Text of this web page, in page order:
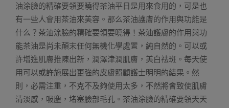
油涂臉的精確要領要曉得茶油平日是用來食用的，可是也
有一些人會用茶油來美容。那么茶油護膚的作用與功能是
什么？茶油涂臉的精確要領要曉得！茶油護膚的作用與功
能茶油是尚未顛末任何無機化學處置，純自然的。可以或
許增進肌膚推陳出新，潤澤津潤肌膚，美白祛斑。每天使
用可以或許施展出更強的皮膚照顧護士明明的結果。然
則，必需注重，不克不及夠使用太多，不然將會致使肌膚
清淡感，吸塵，堵塞臉部毛孔。茶油涂臉的精確要領天天